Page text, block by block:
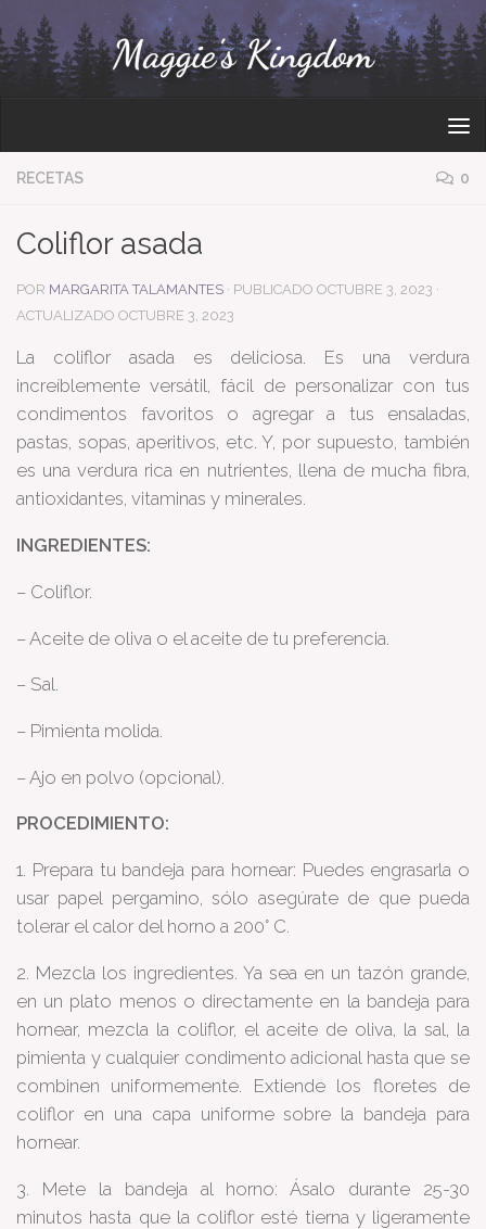
Bajo el contenido
RECETAS 0
Coliflor asada
POR MARGARITA TALAMANTES · PUBLICADO OCTUBRE 3, 2023 ·
ACTUALIZADO OCTUBRE 3, 2023
La coliflor asada es deliciosa. Es una verdura
increíblemente versátil, fácil de personalizar con tus
condimentos favoritos o agregar a tus ensaladas,
pastas, sopas, aperitivos, etc. Y, por supuesto, también
es una verdura rica en nutrientes, llena de mucha fibra,
antioxidantes, vitaminas y minerales.
INGREDIENTES:
– Coliflor.
– Aceite de oliva o el aceite de tu preferencia.
– Sal.
– Pimienta molida.
– Ajo en polvo (opcional).
PROCEDIMIENTO:
1. Prepara tu bandeja para hornear: Puedes engrasarla o
usar papel pergamino, sólo asegúrate de que pueda
tolerar el calor del horno a 200° C.
2. Mezcla los ingredientes. Ya sea en un tazón grande,
en un plato menos o directamente en la bandeja para
hornear, mezcla la coliflor, el aceite de oliva, la sal, la
pimienta y cualquier condimento adicional hasta que se
combinen uniformemente. Extiende los floretes de
coliflor en una capa uniforme sobre la bandeja para
hornear.
3. Mete la bandeja al horno: Ásalo durante 25-30
minutos hasta que la coliflor esté tierna y ligeramente